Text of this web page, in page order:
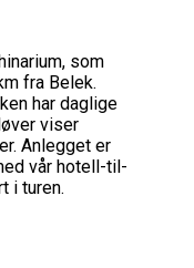
som
fra Belek.
har daglige
viser
Anlegget er
vår hotell-til-
i turen.